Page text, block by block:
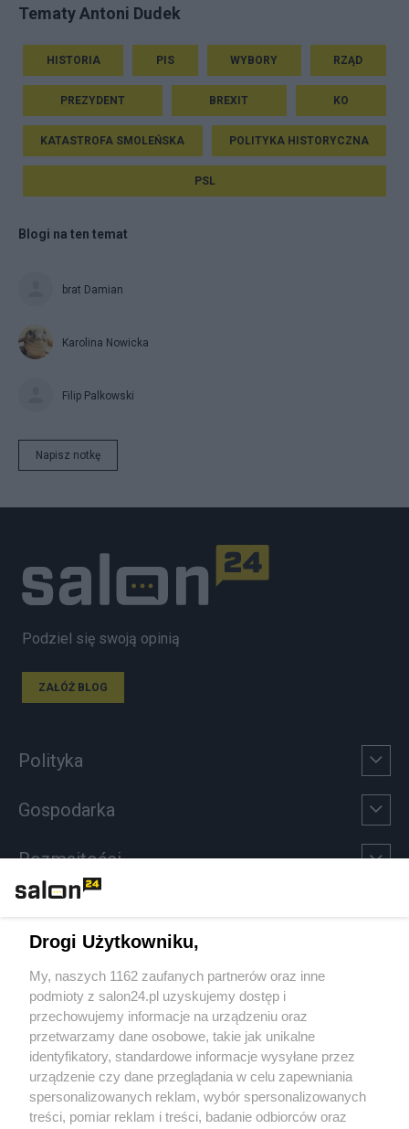
Tematy Antoni Dudek
HISTORIA PIS WYBORY RZĄD
PREZYDENT BREXIT KO
KATASTROFA SMOLEŃSKA POLITYKA HISTORYCZNA
PSL
Blogi na ten temat
brat Damian
Karolina Nowicka
Filip Palkowski
Napisz notkę
Podziel się swoją opinią
ZAŁÓŻ BLOG
Polityka
Gospodarka
Rozmaitości
Sport
Społeczeństwo
Kultura
Drogi Użytkowniku,
My, naszych 1162 zaufanych partnerów oraz inne
podmioty z salon24.pl uzyskujemy dostęp i
przechowujemy informacje na urządzeniu oraz
przetwarzamy dane osobowe, takie jak unikalne
identyfikatory, standardowe informacje wysyłane przez
urządzenie czy dane przeglądania w celu zapewniania
spersonalizowanych reklam, wybór spersonalizowanych
treści, pomiar reklam i treści, badanie odbiorców oraz